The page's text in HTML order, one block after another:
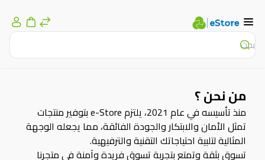
من نحن ؟
منذ تأسيسه في عام 2021، يلتزم e-Storeبتوفير منتجات
تمثل الأمان والابتكار والجودة الفائقة، مما يجعله الوجهة
المثالية لتلبية احتياجاتك التقنية والترفيهية.
تسوق بثقة وتمتع بتجربة تسوق فريدة وآمنة في متجرنا